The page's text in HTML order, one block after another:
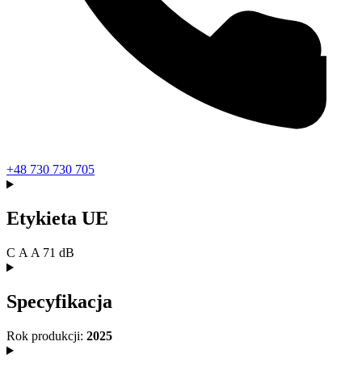
+48 730 730 705
Etykieta UE
C A A 71 dB
Specyfikacja
Rok produkcji: 2025